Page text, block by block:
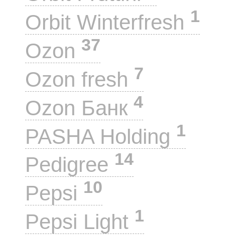
Orbit Winterfresh 1
Ozon 37
Ozon fresh 7
Ozon Банк 4
PASHA Holding 1
Pedigree 14
Pepsi 10
Pepsi Light 1